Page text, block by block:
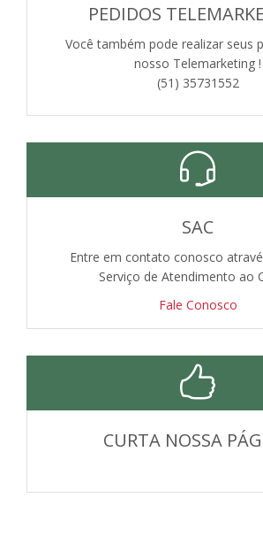
PEDIDOS
Você também pode realizar seus
nosso Telemarketing !
(51) 35731552
SAC
Entre em contato conosco
Serviço de Atendimento ao
Fale Conosco
CURTA NOSSA